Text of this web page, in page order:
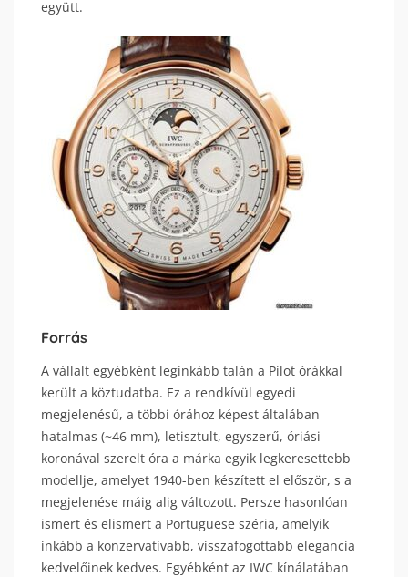
együtt.
Forrás
A vállalt egyébként leginkább talán a Pilot órákkal
került a köztudatba. Ez a rendkívül egyedi
megjelenésű, a többi órához képest általában
hatalmas (~46 mm), letisztult, egyszerű, óriási
koronával szerelt óra a márka egyik legkeresettebb
modellje, amelyet 1940-ben készített el először, s a
megjelenése máig alig változott. Persze hasonlóan
ismert és elismert a Portuguese széria, amelyik
inkább a konzervatívabb, visszafogottabb elegancia
kedvelőinek kedves. Egyébként az IWC kínálatában